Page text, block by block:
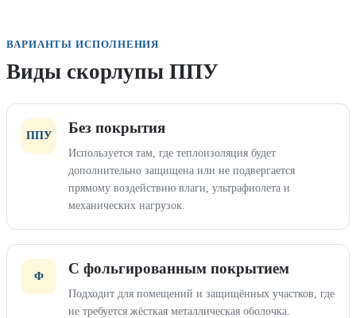
ВАРИАНТЫ ИСПОЛНЕНИЯ
Виды скорлупы ППУ
ППУ Без покрытия
Используется там, где теплоизоляция будет
дополнительно защищена или не подвергается
прямому воздействию влаги, ультрафиолета и
механических нагрузок.
Ф С фольгированным покрытием
Подходит для помещений и защищённых участков, где
не требуется жёсткая металлическая оболочка.